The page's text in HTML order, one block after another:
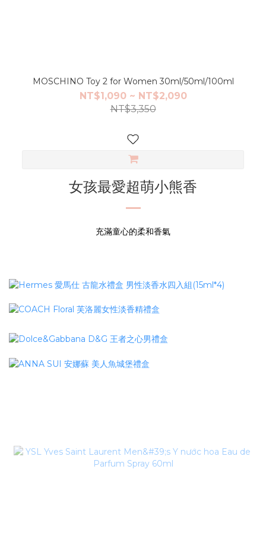
MOSCHINO Toy 2 for Women 30ml/50ml/100ml
NT$1,090 ~ NT$2,090
NT$3,350
女孩最愛超萌小熊香
充滿童心的柔和香氣